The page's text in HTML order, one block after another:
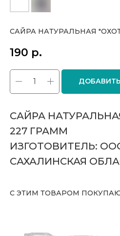
САЙРА НАТУРАЛЬНАЯ
190 р.
САЙРА
227 ГРАММ
ИЗГОТОВИТЕЛЬ:
САХАЛИНСКАЯ
С ЭТИМ ТОВАРОМ